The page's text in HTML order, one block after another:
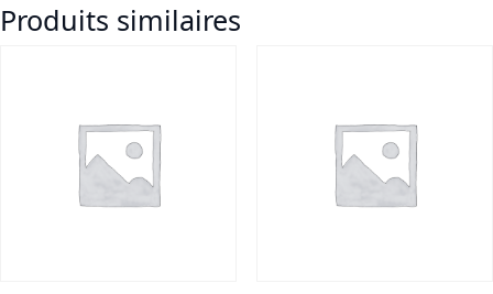
KEYZ-
Mécanique
Produits similaires